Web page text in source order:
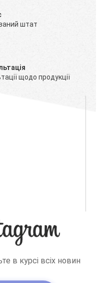
штат
щодо продукції
в курсі всіх новин